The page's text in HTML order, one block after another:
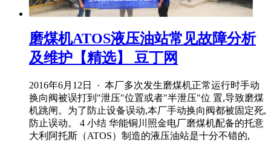
磨煤机ATOS液压油站常见故障分析
及维护【精选】 豆丁网
2016年6月12日 · 本厂多次发生磨煤机正常运行时手动
换向阀被误打到"泄压"位置或者"半泄压"位 置,导致磨煤
机跳闸。为了防止设备误动,本厂手动换向阀都被固定死,
防止误动。 4 小结 华能铜川照金电厂磨煤机配备的托意
大利阿托斯（ATOS）制造的液压油站是十分不错的,